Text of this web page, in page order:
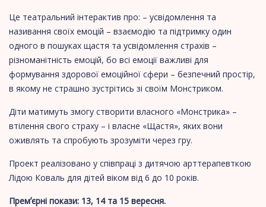
Це театральний інтерактив про: – усвідомлення та
називання своїх емоцій – взаємодію та підтримку один
одного в пошуках щастя та усвідомлення страхів –
різноманітність емоцій, бо всі емоції важливі для
формування здорової емоційної сфери – безпечний простір,
в якому не страшно зустрітись зі своїм Монстриком.
Діти матимуть змогу створити власного «Монстрика» –
втілення свого страху – і власне «Щастя», яких вони
оживлять та спробують зрозуміти через гру.
Проект реалізовано у співпраці з дитячою арттерапевткою
Лідою Коваль для дітей віком від 6 до 10 років.
Премʼєрні покази: 13, 14 та 15 вересня.